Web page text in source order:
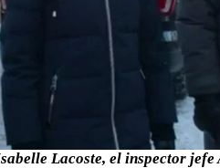
Lacoste, el inspector